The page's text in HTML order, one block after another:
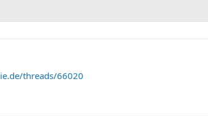
threads/66020